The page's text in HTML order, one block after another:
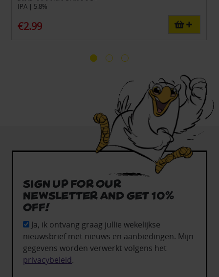
IPA | 5.8%
€2.99
Sign up for our
newsletter and get 10%
off!
Ja, ik ontvang graag jullie wekelijkse
nieuwsbrief met nieuws en aanbiedingen. Mijn
gegevens worden verwerkt volgens het
privacybeleid.